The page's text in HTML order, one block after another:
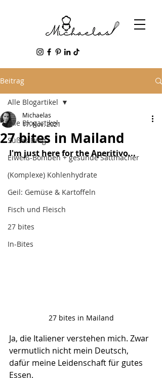
Beitrag
Alle Blogartikel
Süßes Ding
Eiweiß-Bomben + gesunde Sattmacher
(Komplexe) Kohlenhydrate
Geil: Gemüse & Kartoffeln
Fisch und Fleisch
27 bites
In-Bites
Alle Blogartikel
27 bites in Mailand
Michaelas
17. Nov. 2021
I'm just here for the Aperitivo...
27 bites in Mailand
Ja, die Italiener verstehen mich. Zwar
vermutlich nicht mein Deutsch,
dafür meine Leidenschaft für gutes
Essen.